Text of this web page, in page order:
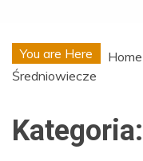
You are Here Home
Średniowiecze
Kategoria: